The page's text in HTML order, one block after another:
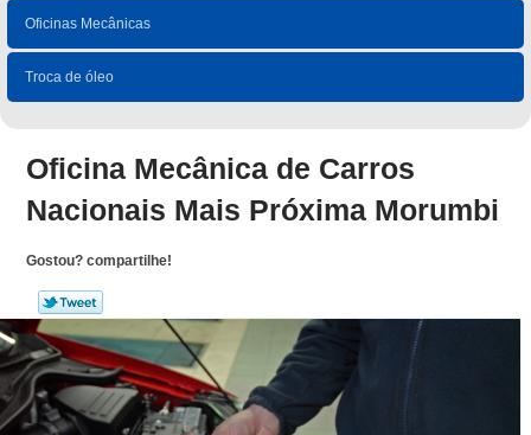
Oficinas Mecânicas
Troca de óleo
Oficina Mecânica de Carros
Nacionais Mais Próxima Morumbi
Gostou? compartilhe!